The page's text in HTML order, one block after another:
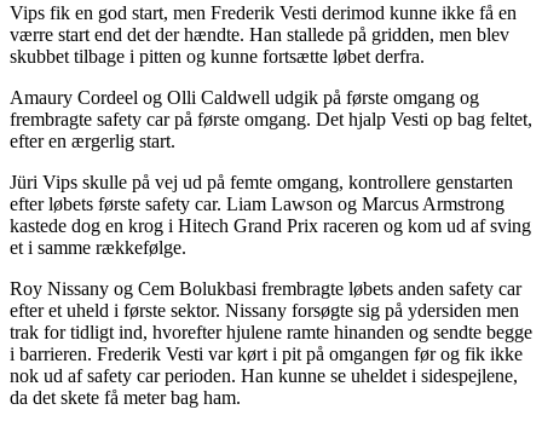
Vips fik en god start, men Frederik Vesti derimod kunne ikke få en
værre start end det der hændte. Han stallede på gridden, men blev
skubbet tilbage i pitten og kunne fortsætte løbet derfra.
Amaury Cordeel og Olli Caldwell udgik på første omgang og
frembragte safety car på første omgang. Det hjalp Vesti op bag feltet,
efter en ærgerlig start.
Jüri Vips skulle på vej ud på femte omgang, kontrollere genstarten
efter løbets første safety car. Liam Lawson og Marcus Armstrong
kastede dog en krog i Hitech Grand Prix raceren og kom ud af sving
et i samme rækkefølge.
Roy Nissany og Cem Bolukbasi frembragte løbets anden safety car
efter et uheld i første sektor. Nissany forsøgte sig på ydersiden men
trak for tidligt ind, hvorefter hjulene ramte hinanden og sendte begge
i barrieren. Frederik Vesti var kørt i pit på omgangen før og fik ikke
nok ud af safety car perioden. Han kunne se uheldet i sidespejlene,
da det skete få meter bag ham.